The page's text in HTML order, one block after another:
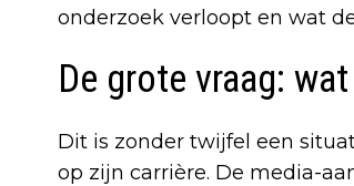
onderzoek verloopt en wat
De grote vraag:
Dit is zonder twijfel een
op zijn carrière. De media-